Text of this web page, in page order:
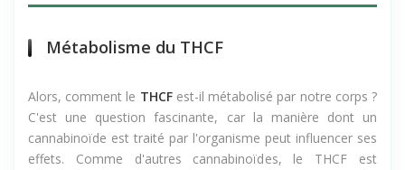
Métabolisme du THCF
Alors, comment le THCFest-il métabolisé par notre corps ?
C'est une question fascinante, car la manière dont un
cannabinoïde est traité par l'organisme peut influencer ses
effets. Comme d'autres cannabinoïdes, le THCF est